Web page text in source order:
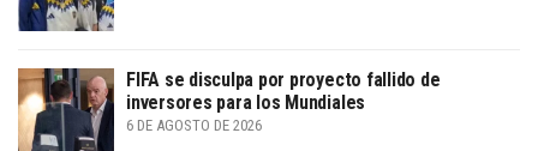
FIFA se disculpa por proyecto fallido de
inversores para los Mundiales
6 DE AGOSTO DE 2026